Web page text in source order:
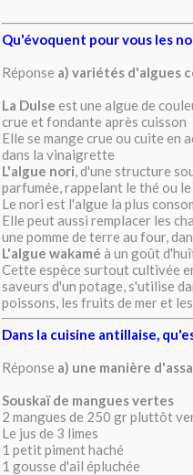
Qu'évoquent pour vous les
Réponse a) variétés d'algues
La Dulse est une algue de
crue et fondante après cuisson
Elle se mange crue ou cuite en
dans la vinaigrette
L'algue nori, d'une structure
parfumée, rappelant le thé ou
Le nori est l'algue la plus
Elle peut aussi remplacer les
une pomme de terre au four,
L'algue wakamé à un goût
Cette espèce surtout cultivée
saveurs d'un potage, s'utilise
poissons, les fruits de mer et
Dans la cuisine antillaise,
Réponse a) une manière
Souskaï de mangues vertes
2 mangues de 250 gr pluttôt
Le jus de 3 limes
1 petit piment haché
1 gousse d'ail épluchée